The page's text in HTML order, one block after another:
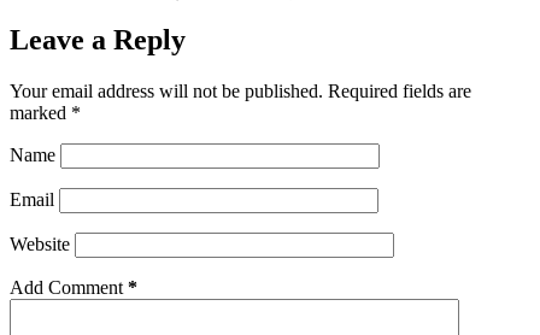
Leave a Reply
Your email address will not be published. Required fields are
marked *
Name
Email
Website
Add Comment *